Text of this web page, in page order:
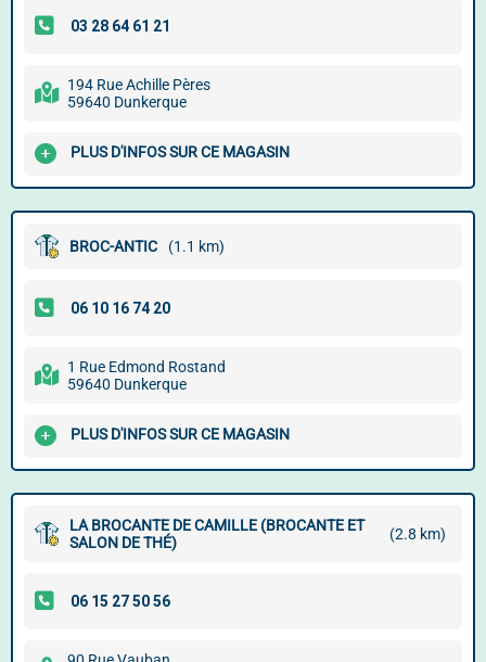
194 Rue Achille Pères
59640 Dunkerque
PLUS D'INFOS SUR CE MAGASIN
BROC-ANTIC (1.1 km)
1 Rue Edmond Rostand
59640 Dunkerque
PLUS D'INFOS SUR CE MAGASIN
LA BROCANTE DE CAMILLE (BROCANTE ET
SALON DE THÉ)
(2.8 km)